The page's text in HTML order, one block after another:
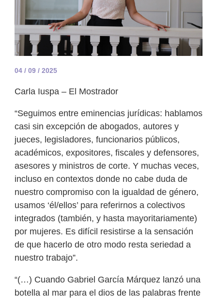
04 / 09 / 2025
Carla Iuspa – El Mostrador
“Seguimos entre eminencias jurídicas: hablamos
casi sin excepción de abogados, autores y
jueces, legisladores, funcionarios públicos,
académicos, expositores, fiscales y defensores,
asesores y ministros de corte. Y muchas veces,
incluso en contextos donde no cabe duda de
nuestro compromiso con la igualdad de género,
usamos ‘él/ellos’ para referirnos a colectivos
integrados (también, y hasta mayoritariamente)
por mujeres. Es difícil resistirse a la sensación
de que hacerlo de otro modo resta seriedad a
nuestro trabajo”.
“(…) Cuando Gabriel García Márquez lanzó una
botella al mar para el dios de las palabras frente